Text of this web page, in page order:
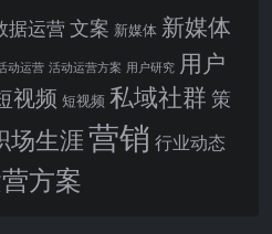
据运营 文案 新媒体 新媒体
动运营 活动运营方案 用户研究 用户
视频 短视频 私域社群 策
场生涯营销 行业动态
方案